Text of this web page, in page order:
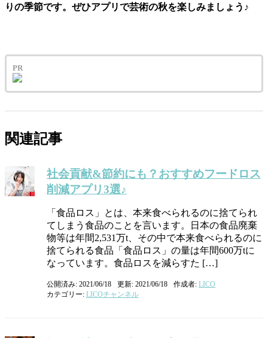
りの季節です。ぜひアプリで芸術の秋を楽しみましょう♪
PR
関連記事
社会貢献&節約にも？おすすめフードロス
削減アプリ3選♪
「食品ロス」とは、本来食べられるのに捨てられ
てしまう食品のことを言います。日本の食品廃棄
物等は年間2,531万t、その中で本来食べられるのに
捨てられる食品「食品ロス」の量は年間600万tに
なっています。食品ロスを減らすた […]
公開済み: 2021/06/18 更新: 2021/06/18 作成者: LICO
カテゴリー: LICOチャンネル